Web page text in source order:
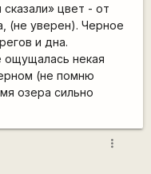
цвет - от
(не уверен). Черное
и дна.
ощущалась некая
(не помню
озера сильно
more_vert